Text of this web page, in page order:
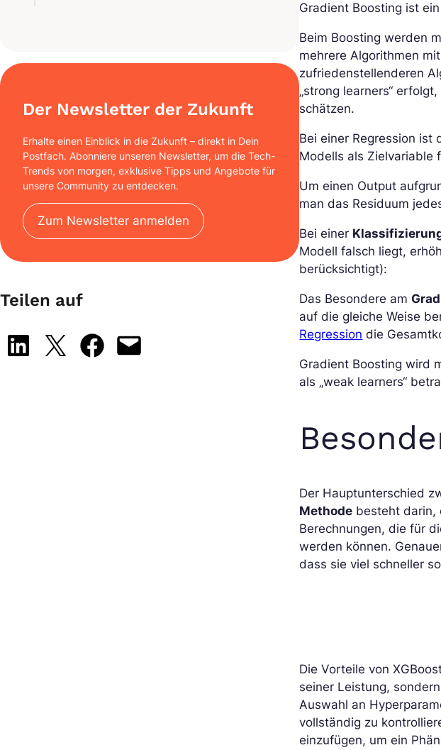
Der Newsletter der Zukunft
Erhalte einen Einblick in die Zukunft – direkt in Dein
Postfach. Abonniere unseren Newsletter, um die Tech-
Trends von morgen, exklusive Tipps und Angebote für
unsere Community zu entdecken.
Zum Newsletter anmelden
Teilen auf
Share on LinkedIn
Share on X Share on Facebook
Email this Page
Gradient Boosting ist
Beim Boosting werden
mehrere Algorithmen
zufriedenstellenderen
„strong learners“
schätzen.
Bei einer Regression ist
Modells als Zielvariable
Um einen Output
man das Residuum
Bei einer
Modell falsch liegt,
berücksichtigt):
Das Besondere am
auf die gleiche Weise
Regression die
Gradient Boosting wird
als „weak learners“
Der Hauptunterschied
Methode besteht darin,
Berechnungen, die für
werden können.
dass sie viel schneller
Die Vorteile von
seiner Leistung,
Auswahl an
vollständig zu
einzufügen, um ein